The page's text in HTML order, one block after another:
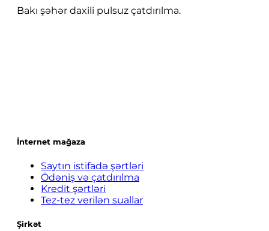
Bakı şəhər daxili pulsuz çatdırılma.
İnternet mağaza
Saytın istifadə şərtləri
Ödəniş və çatdırılma
Kredit şərtləri
Tez-tez verilən suallar
Şirkət